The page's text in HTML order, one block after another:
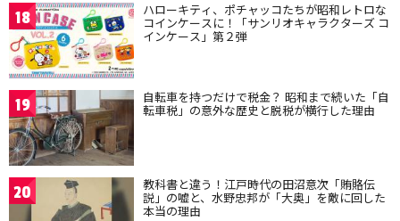
18 ハローキティ、ポチャッコたちが昭和レトロな
コインケースに！「サンリオキャラクターズ コ
インケース」第２弾
19 自転車を持つだけで税金？ 昭和まで続いた「自
転車税」の意外な歴史と脱税が横行した理由
20 教科書と違う！江戸時代の田沼意次「賄賂伝
説」の嘘と、水野忠邦が「大奥」を敵に回した
本当の理由